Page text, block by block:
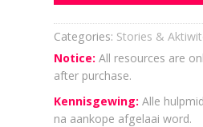
Categories: Stories &
Notice: All resources are
after purchase.
Kennisgewing: Alle
na aankope afgelaai word.